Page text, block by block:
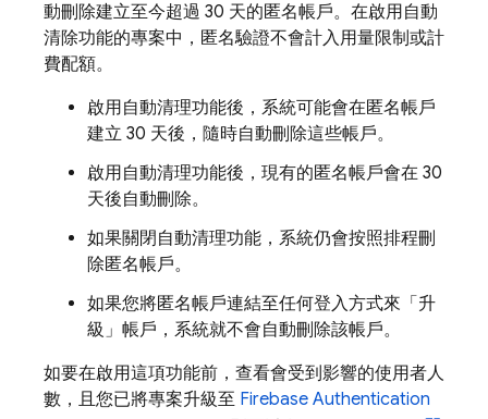
動刪除建立至今超過 30 天的匿名帳戶。在啟用自動
清除功能的專案中，匿名驗證不會計入用量限制或計
費配額。
啟用自動清理功能後，系統可能會在匿名帳戶
建立 30 天後，隨時自動刪除這些帳戶。
啟用自動清理功能後，現有的匿名帳戶會在 30
天後自動刪除。
如果關閉自動清理功能，系統仍會按照排程刪
除匿名帳戶。
如果您將匿名帳戶連結至任何登入方式來「升
級」帳戶，系統就不會自動刪除該帳戶。
如要在啟用這項功能前，查看會受到影響的使用者人
數，且您已將專案升級至 Firebase Authentication